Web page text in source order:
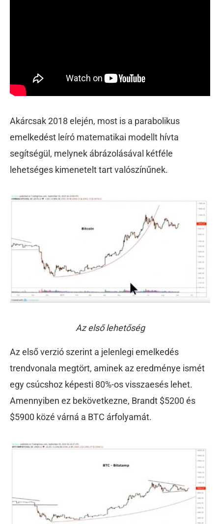
Akárcsak 2018 elején, most is a parabolikus
emelkedést leíró matematikai modellt hívta
segítségül, melynek ábrázolásával kétféle
lehetséges kimenetelt tart valószínűnek.
Az első lehetőség
Az első verzió szerint a jelenlegi emelkedés
trendvonala megtört, aminek az eredménye ismét
egy csúcshoz képesti 80%-os visszaesés lehet.
Amennyiben ez bekövetkezne, Brandt $5200 és
$5900 közé várná a BTC árfolyamát.